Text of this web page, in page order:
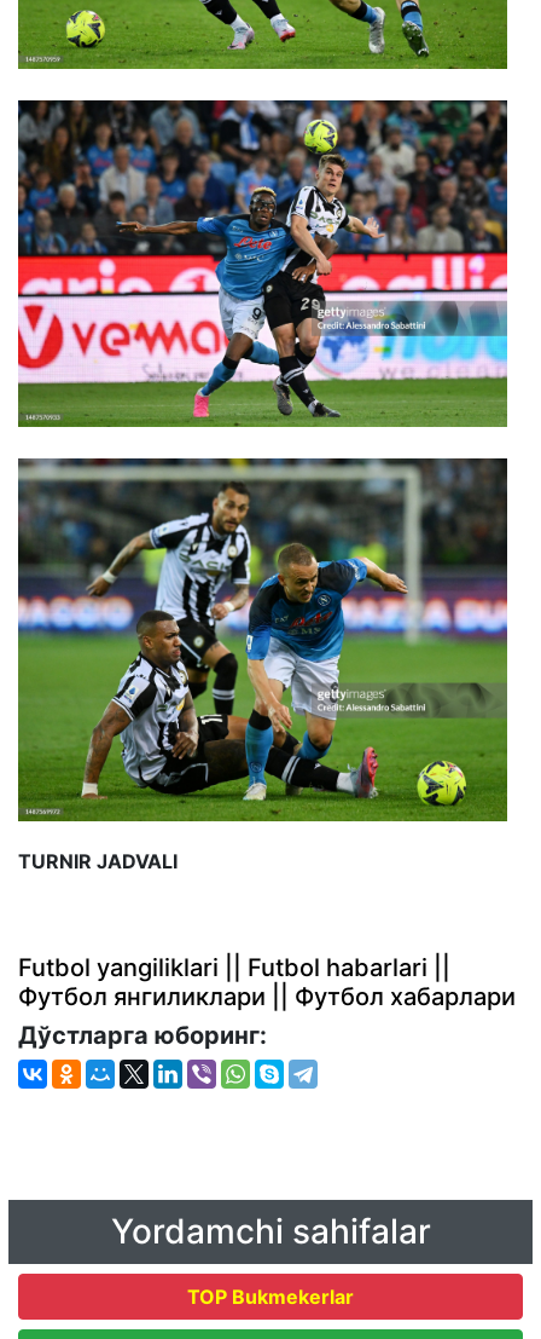
TURNIR JADVALI
Futbol yangiliklari || Futbol habarlari ||
Футбол янгиликлари || Футбол хабарлари
Дўстларга юборинг:
Yordamchi sahifalar
TOP Bukmekerlar